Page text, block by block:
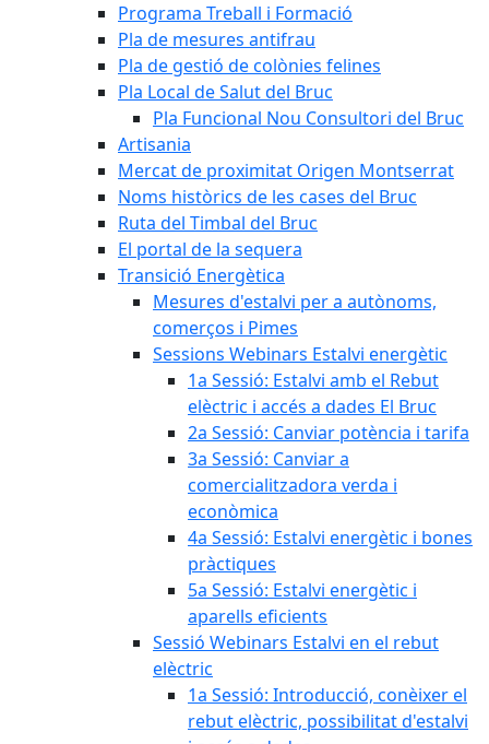
Programa Treball i Formació
Pla de mesures antifrau
Pla de gestió de colònies felines
Pla Local de Salut del Bruc
Pla Funcional Nou Consultori del Bruc
Artisania
Mercat de proximitat Origen Montserrat
Noms històrics de les cases del Bruc
Ruta del Timbal del Bruc
El portal de la sequera
Transició Energètica
Mesures d'estalvi per a autònoms,
comerços i Pimes
Sessions Webinars Estalvi energètic
1a Sessió: Estalvi amb el Rebut
elèctric i accés a dades El Bruc
2a Sessió: Canviar potència i tarifa
3a Sessió: Canviar a
comercialitzadora verda i
econòmica
4a Sessió: Estalvi energètic i bones
pràctiques
5a Sessió: Estalvi energètic i
aparells eficients
Sessió Webinars Estalvi en el rebut
elèctric
1a Sessió: Introducció, conèixer el
rebut elèctric, possibilitat d'estalvi